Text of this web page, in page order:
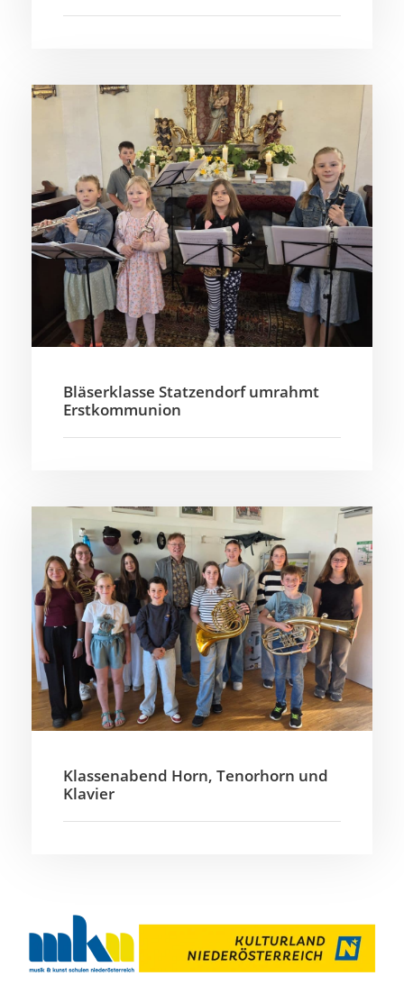
Bläserklasse Statzendorf umrahmt
Erstkommunion
Klassenabend Horn, Tenorhorn und
Klavier